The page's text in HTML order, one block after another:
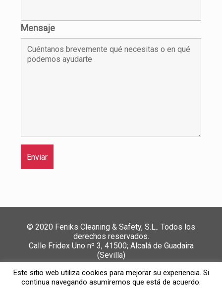
Mensaje
© 2020 Feniks Cleaning & Safety, S.L.. Todos los
derechos reservados.
Calle Fridex Uno nº 3, 41500; Alcalá de Guadaira
(Sevilla)
Política de Privacidad y Cookies//Política de calidad,
medio ambiente y SST//Canal de denuncias
Este sitio web utiliza cookies para mejorar su experiencia. Si
continua navegando asumiremos que está de acuerdo.